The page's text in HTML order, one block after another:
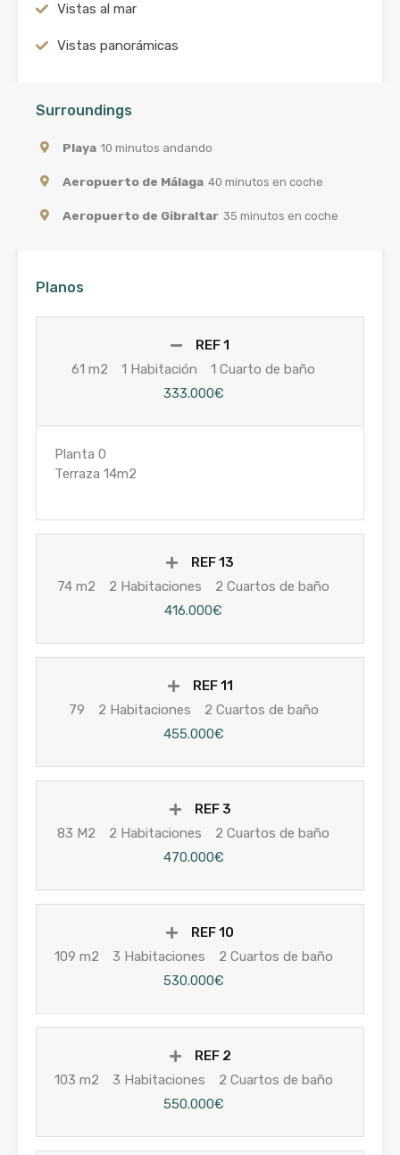
Vistas al mar
Vistas panorámicas
Surroundings
Playa 10 minutos andando
Aeropuerto de Málaga 40 minutos en coche
Aeropuerto de Gibraltar 35 minutos en coche
Planos
REF 1
61 m2
1 Habitación
1 Cuarto de baño
333.000€
Planta 0
Terraza 14m2
REF 13
74 m2
2 Habitaciones
2 Cuartos de baño
416.000€
REF 11
79
2 Habitaciones
2 Cuartos de baño
455.000€
REF 3
83 M2
2 Habitaciones
2 Cuartos de baño
470.000€
REF 10
109 m2
3 Habitaciones
2 Cuartos de baño
530.000€
REF 2
103 m2
3 Habitaciones
2 Cuartos de baño
550.000€